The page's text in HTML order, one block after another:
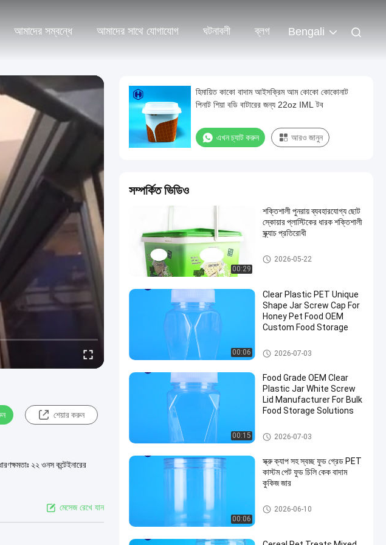
আমাদের সম্বন্ধে আমাদের সাথে যোগাযোগ ঘটনাবলী ব্লগ Bengali
শেয়ার করুন
২২ ওনস কন্টেইনারের
মেসেজ রেখে যান
হিমায়িত কাকো বাদাম আইসক্রিম আম কোকো কোকোনাট
পিনাট শিয়া বডি বাটারের জন্য 22oz IML টব
এখন চ্যাট করুন আরও জানুন
সম্পর্কিত ভিডিও
00:29
শক্তিশালী পুনরায় ব্যবহারযোগ্য ছোট
স্কোয়ার প্লাস্টিকের ধারক শক্তিশালী
স্ক্র্যাচ প্রতিরোধী
আইএমএল টিউবস
2026-05-22
00:06
Clear Plastic PET Unique
Shape Jar Screw Cap For
Honey Pet Food OEM
Custom Food Storage
প্লাস্টিকের প্যাকেজিং জার
2026-07-03
00:15
Food Grade OEM Clear
Plastic Jar White Screw
Lid Manufacturer For Bulk
Food Storage Solutions
প্লাস্টিকের প্যাকেজিং জার
2026-07-03
00:06
স্ক্রু ক্যাপ সহ স্বচ্ছ ফুড গ্রেড PET
কাস্টম পেট ফুড চিলি কেক বাদাম
কুকিজ জার
প্লাস্টিকের প্যাকেজিং জার
2026-06-10